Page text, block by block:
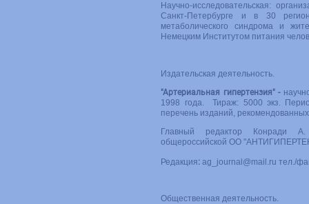
Научно-исследовательская:
Санкт-Петербурге и в 30
метаболического синдрома и
Немецким Институтом питания
Издательская деятельность.
"Артериальная гипертензия" -
1998 года. Тираж: 5000 экз.
перечень изданий,
Главный редактор Конради
общероссийской ОО
Редакция:ag_journal@mail.ru тел./
Общественная деятельность.